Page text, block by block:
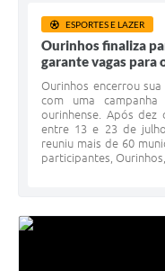
ESPORTES E LAZER
Ourinhos finaliza
garante vagas para
Ourinhos encerrou
com uma
ourinhense. Após dez
entre 13 e 23 de
reuniu mais de 60
participantes, Ourinhos,